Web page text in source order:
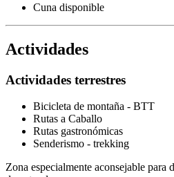
Cuna disponible
Actividades
Actividades terrestres
Bicicleta de montaña - BTT
Rutas a Caballo
Rutas gastronómicas
Senderismo - trekking
Zona especialmente aconsejable